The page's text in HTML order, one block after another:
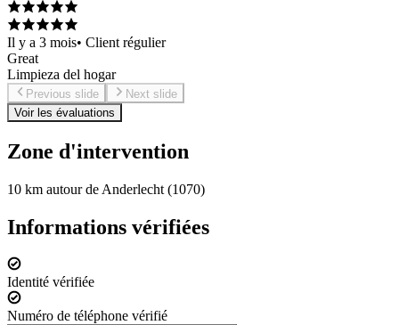
Il y a 3 mois• Client régulier
Great
Limpieza del hogar
Previous slide
Next slide
Voir les évaluations
Zone d'intervention
10 km autour de Anderlecht (1070)
Informations vérifiées
Identité vérifiée
Numéro de téléphone vérifié